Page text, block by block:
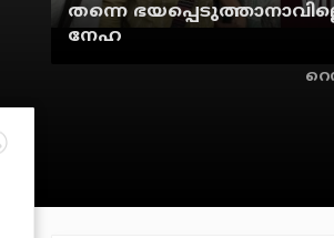
തന്നെ
നേഹ